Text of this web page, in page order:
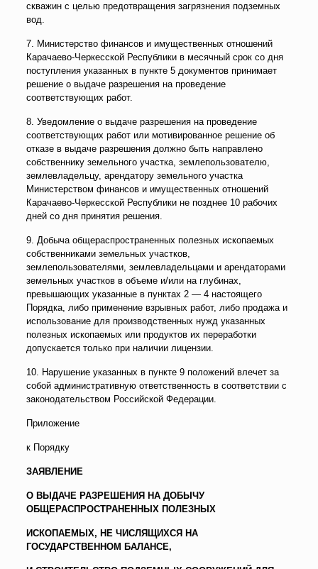
скважин с целью предотвращения загрязнения подземных
вод.
7. Министерство финансов и имущественных отношений
Карачаево-Черкесской Республики в месячный срок со дня
поступления указанных в пункте 5 документов принимает
решение о выдаче разрешения на проведение
соответствующих работ.
8. Уведомление о выдаче разрешения на проведение
соответствующих работ или мотивированное решение об
отказе в выдаче разрешения должно быть направлено
собственнику земельного участка, землепользователю,
землевладельцу, арендатору земельного участка
Министерством финансов и имущественных отношений
Карачаево-Черкесской Республики не позднее 10 рабочих
дней со дня принятия решения.
9. Добыча общераспространенных полезных ископаемых
собственниками земельных участков,
землепользователями, землевладельцами и арендаторами
земельных участков в объеме и/или на глубинах,
превышающих указанные в пунктах 2 — 4 настоящего
Порядка, либо применение взрывных работ, либо продажа и
использование для производственных нужд указанных
полезных ископаемых или продуктов их переработки
допускается только при наличии лицензии.
10. Нарушение указанных в пункте 9 положений влечет за
собой административную ответственность в соответствии с
законодательством Российской Федерации.
Приложение
к Порядку
ЗАЯВЛЕНИЕ
О ВЫДАЧЕ РАЗРЕШЕНИЯ НА ДОБЫЧУ
ОБЩЕРАСПРОСТРАНЕННЫХ ПОЛЕЗНЫХ
ИСКОПАЕМЫХ, НЕ ЧИСЛЯЩИХСЯ НА
ГОСУДАРСТВЕННОМ БАЛАНСЕ,